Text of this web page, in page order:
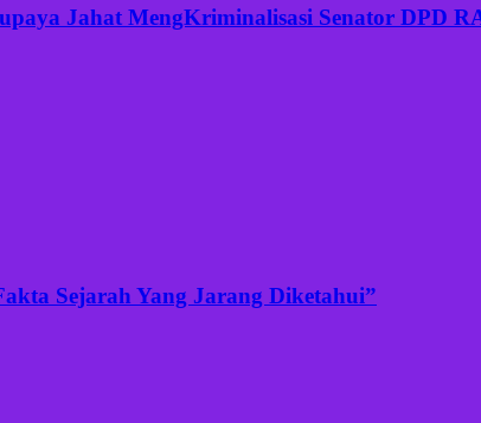
Jahat MengKriminalisasi Senator DPD
Sejarah Yang Jarang Diketahui”